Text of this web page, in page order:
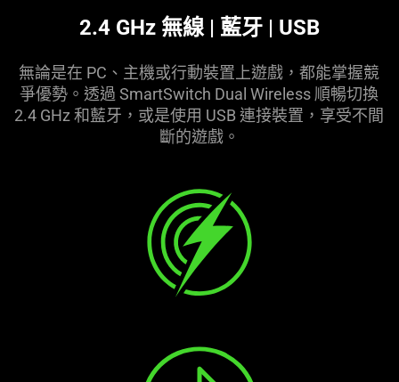
2.4 GHz 無線 | 藍牙 | USB
無論是在 PC、主機或行動裝置上遊戲，都能掌握競
爭優勢。透過 SmartSwitch Dual Wireless 順暢切換
2.4 GHz 和藍牙，或是使用 USB 連接裝置，享受不間
斷的遊戲。